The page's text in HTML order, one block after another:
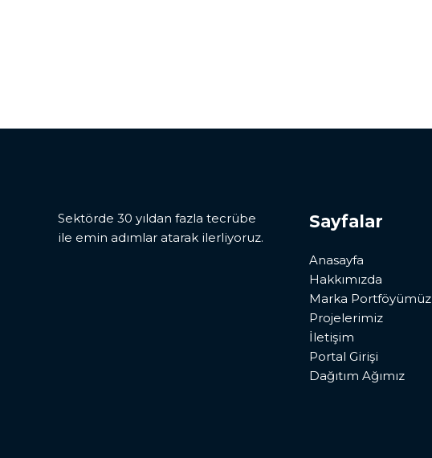
Sektörde 30 yıldan fazla tecrübe
ile emin adımlar atarak ilerliyoruz.
Sayfalar
Anasayfa
Hakkımızda
Marka Portföyümüz
Projelerimiz
İletişim
Portal Girişi
Dağıtım Ağımız